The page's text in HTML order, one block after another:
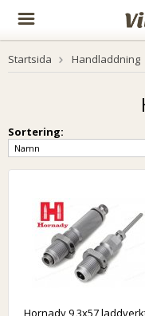
Startsida Handladdning
Sortering:
Hornady 9,3x57